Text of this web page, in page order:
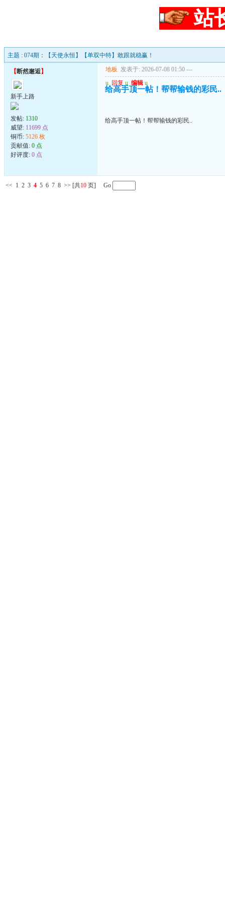
站
主题 : 074期：【天使永恒】【单双中特】敢跟就稳赢！
【 断然邂逅】
新手上路
发帖: 1310
威望: 11699 点
铜币: 5126 枚
贡献值: 0 点
好评度: 0 点
地板 发表于: 2026-07-08 01:50 ---
u 回复 u 编辑 u
给高手顶一帖！帮帮输钱的彩民..
给高手顶一帖！帮帮输钱的彩民..
<< 1 2 3 4 5 6 7 8 >> [共10 页] Go